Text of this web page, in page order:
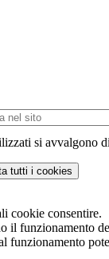
si avvalgono
tutti i cookies
cookie consentire.
il funzionamento
funzionamento